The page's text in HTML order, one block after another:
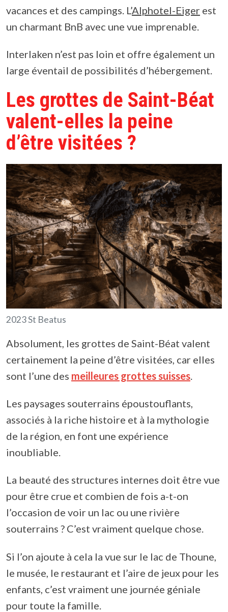
vacances et des campings. L’Alphotel-Eiger est
un charmant BnB avec une vue imprenable.
Interlaken n’est pas loin et offre également un
large éventail de possibilités d’hébergement.
Les grottes de Saint-Béat
valent-elles la peine
d’être visitées ?
2023 St Beatus
Absolument, les grottes de Saint-Béat valent
certainement la peine d’être visitées, car elles
sont l’une des meilleures grottes suisses
Les paysages souterrains époustouflants,
associés à la riche histoire et à la mythologie
de la région, en font une expérience
inoubliable.
La beauté des structures internes doit être vue
pour être crue et combien de fois a-t-on
l’occasion de voir un lac ou une rivière
souterrains ? C’est vraiment quelque chose.
Si l’on ajoute à cela la vue sur le lac de Thoune,
le musée, le restaurant et l’aire de jeux pour les
enfants, c’est vraiment une journée géniale
pour toute la famille.